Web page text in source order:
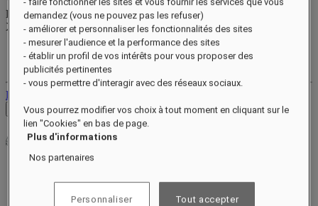
Points de récompense
XXXpts
Votre compte fidélité
Vos réservations
Déconnexion
Voir les tarifs
Notre histoire
Suites et résidences
- faire fonctionner les sites et vous fournir les services que vous
demandez (vous ne pouvez pas les refuser)
- améliorer et personnaliser les fonctionnalités des sites
- mesurer l'audience et la performance des sites
- établir un profil de vos intérêts pour vous proposer des
publicités pertinentes
- vous permettre d'interagir avec des réseaux sociaux.
Vous pourrez modifier vos choix à tout moment en cliquant sur le
lien "Cookies" en bas de page.
Plus d'informations
Nos partenaires
Personnaliser Tout accepter